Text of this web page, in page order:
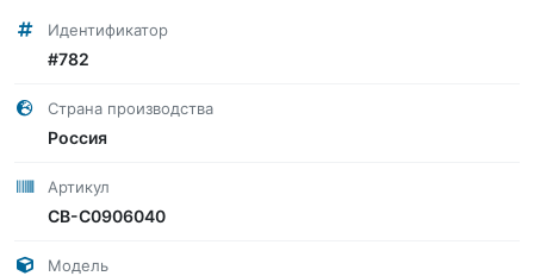
Идентификатор
#782
Страна производства
Россия
Артикул
СВ-С0906040
Модель